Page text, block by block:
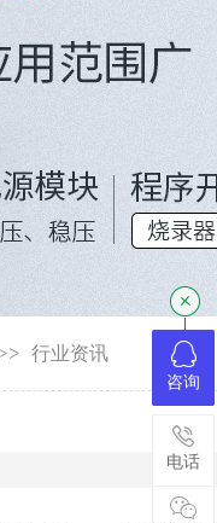
行业资讯
咨询
电话